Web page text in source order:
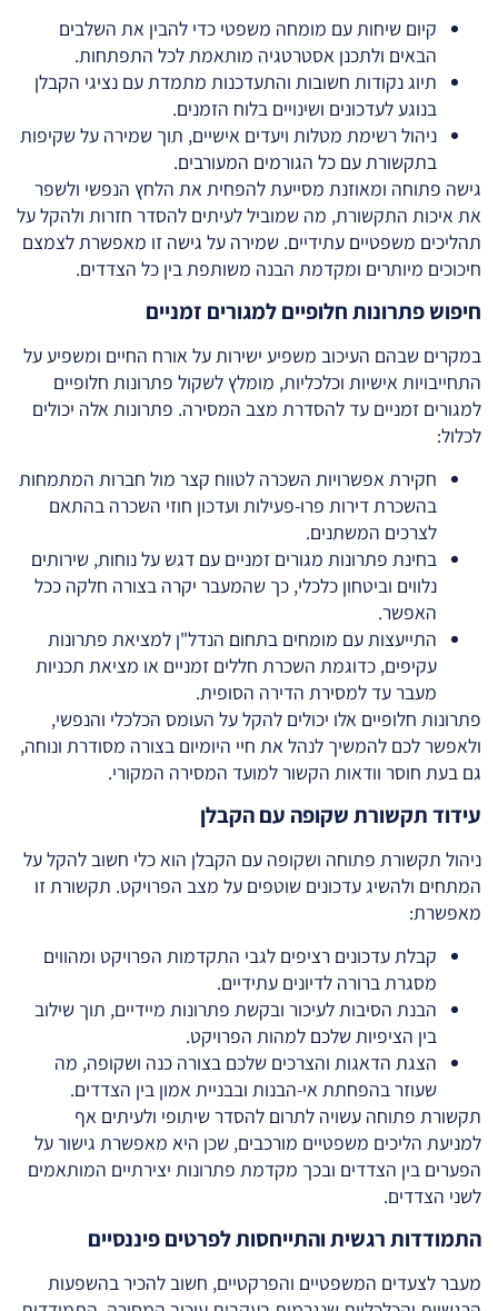
קיום שיחות עם מומחה משפטי כדי להבין את השלבים
הבאים ולתכנן אסטרטגיה מותאמת לכל התפתחות.
תיוג נקודות חשובות והתעדכנות מתמדת עם נציגי הקבלן
בנוגע לעדכונים ושינויים בלוח הזמנים.
ניהול רשימת מטלות ויעדים אישיים, תוך שמירה על שקיפות
בתקשורת עם כל הגורמים המעורבים.
גישה פתוחה ומאוזנת מסייעת להפחית את הלחץ הנפשי ולשפר
את איכות התקשורת, מה שמוביל לעיתים להסדר חזרות ולהקל על
תהליכים משפטיים עתידיים. שמירה על גישה זו מאפשרת לצמצם
חיכוכים מיותרים ומקדמת הבנה משותפת בין כל הצדדים.
חיפוש פתרונות חלופיים למגורים זמניים
במקרים שבהם העיכוב משפיע ישירות על אורח החיים ומשפיע על
התחייבויות אישיות וכלכליות, מומלץ לשקול פתרונות חלופיים
למגורים זמניים עד להסדרת מצב המסירה. פתרונות אלה יכולים
לכלול:
חקירת אפשרויות השכרה לטווח קצר מול חברות המתמחות
בהשכרת דירות פרו-פעילות ועדכון חוזי השכרה בהתאם
לצרכים המשתנים.
בחינת פתרונות מגורים זמניים עם דגש על נוחות, שירותים
נלווים וביטחון כלכלי, כך שהמעבר יקרה בצורה חלקה ככל
האפשר.
התייעצות עם מומחים בתחום הנדל"ן למציאת פתרונות
עקיפים, כדוגמת השכרת חללים זמניים או מציאת תכניות
מעבר עד למסירת הדירה הסופית.
פתרונות חלופיים אלו יכולים להקל על העומס הכלכלי והנפשי,
ולאפשר לכם להמשיך לנהל את חיי היומיום בצורה מסודרת ונוחה,
גם בעת חוסר וודאות הקשור למועד המסירה המקורי.
עידוד תקשורת שקופה עם הקבלן
ניהול תקשורת פתוחה ושקופה עם הקבלן הוא כלי חשוב להקל על
המתחים ולהשיג עדכונים שוטפים על מצב הפרויקט. תקשורת זו
מאפשרת:
קבלת עדכונים רציפים לגבי התקדמות הפרויקט ומהווים
מסגרת ברורה לדיונים עתידיים.
הבנת הסיבות לעיכור ובקשת פתרונות מיידיים, תוך שילוב
בין הציפיות שלכם למהות הפרויקט.
הצגת הדאגות והצרכים שלכם בצורה כנה ושקופה, מה
שעוזר בהפחתת אי-הבנות ובבניית אמון בין הצדדים.
תקשורת פתוחה עשויה לתרום להסדר שיתופי ולעיתים אף
למניעת הליכים משפטיים מורכבים, שכן היא מאפשרת גישור על
הפערים בין הצדדים ובכך מקדמת פתרונות יצירתיים המותאמים
לשני הצדדים.
התמודדות רגשית והתייחסות לפרטים פיננסיים
מעבר לצעדים המשפטיים והפרקטיים, חשוב להכיר בהשפעות